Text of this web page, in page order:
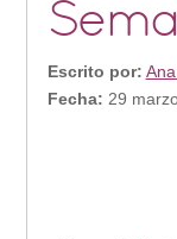
Escrito por:
Fecha: 29